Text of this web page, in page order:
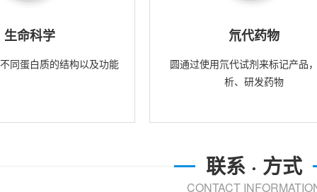
生命科学
同蛋白质的结构以及功能
氘代药物
圆通过使用氘代试剂来标记产品
析、研发药物
联系 · 方式
CONTACT